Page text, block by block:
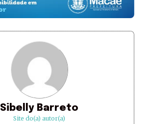
Sibelly Barreto
Site do(a) autor(a)